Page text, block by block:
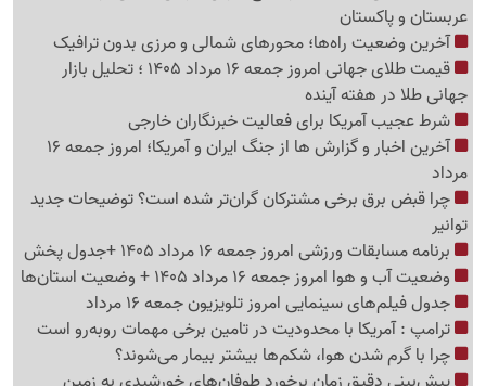
عربستان و پاکستان
آخرین وضعیت راه‌ها؛ محورهای شمالی و مرزی بدون ترافیک
قیمت طلای جهانی امروز جمعه 16 مرداد 1405 ؛ تحلیل بازار
جهانی طلا در هفته آینده
شرط عجیب آمریکا برای فعالیت خبرنگاران خارجی
آخرین اخبار و گزارش ها از جنگ ایران و آمریکا؛ امروز جمعه 16
مرداد
چرا قبض برق برخی مشترکان گران‌تر شده است؟ توضیحات جدید
توانیر
برنامه مسابقات ورزشی امروز جمعه 16 مرداد 1405 +جدول پخش
وضعیت آب و هوا امروز جمعه 16 مرداد 1405 + وضعیت استان‌ها
جدول فیلم‌های سینمایی امروز تلویزیون جمعه 16 مرداد
ترامپ : آمریکا با محدودیت در تامین برخی مهمات روبه‌رو است
چرا با گرم شدن هوا، شکم‌ها بیشتر بیمار می‌شوند؟